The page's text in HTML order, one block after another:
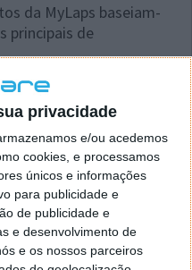
privacidade
e/ou acedemos
cookies, e processamos
únicos e informações
para publicidade e
de publicidade e
e desenvolvimento de
e os nossos parceiros
da MyLaps baseiam-
principais de
participante utiliza um
com um ID único.
os tapetes que
prova e que detetam
de cronometragem:
cronometrar,
de prova em